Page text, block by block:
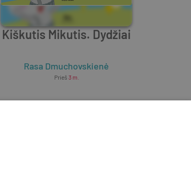
Kiškutis Mikutis. Dydžiai
Rasa Dmuchovskienė
Prieš 3 m.